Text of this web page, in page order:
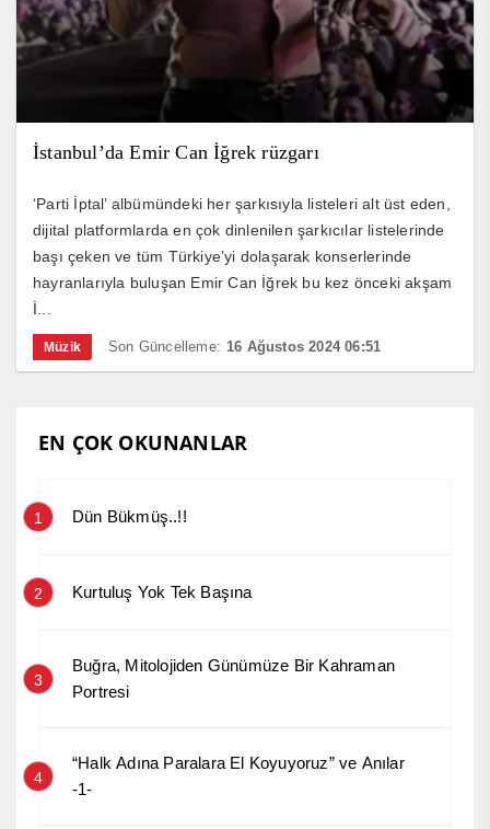
İstanbul’da Emir Can İğrek rüzgarı
‘Parti İptal’ albümündeki her şarkısıyla listeleri alt üst eden,
dijital platformlarda en çok dinlenilen şarkıcılar listelerinde
başı çeken ve tüm Türkiye’yi dolaşarak konserlerinde
hayranlarıyla buluşan Emir Can İğrek bu kez önceki akşam
İ...
Müzik Son Güncelleme: 16 Ağustos 2024 06:51
EN ÇOK OKUNANLAR
1 Dün Bükmüş..!!
2 Kurtuluş Yok Tek Başına
3
Buğra, Mitolojiden Günümüze Bir Kahraman
Portresi
4
“Halk Adına Paralara El Koyuyoruz” ve Anılar
-1-